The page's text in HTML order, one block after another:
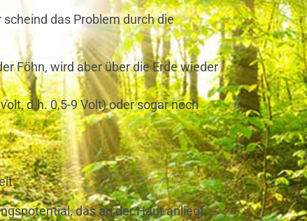
das Problem durch die
Föhn, wird aber über die Erde wieder
d.h. 0,5-9 Volt) oder sogar noch
otential, das an der Haut anliegt